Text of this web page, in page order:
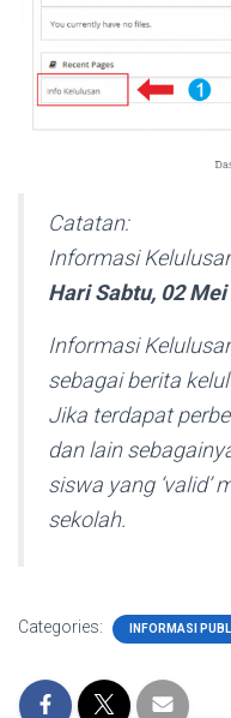
Catatan:
Informasi
Hari Sabtu, 02
Informasi
sebagai berita
Jika terdapat
dan lain
siswa yang ‘valid’
sekolah.
Categories: INFORMASI